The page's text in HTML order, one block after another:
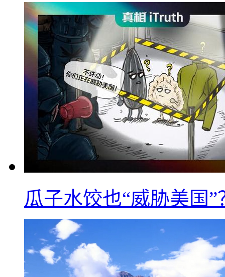
瓜子水饺也“威胁美国”